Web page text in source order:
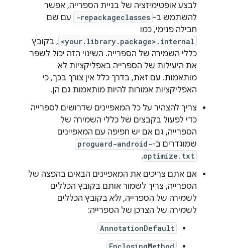
לבצע אופטימיזציה של בניית הספרייה, אפשר
להשתמש ב- -repackageclasses
עם שם
חבילה פנימי, כמו
<your.library.package>.internal , בקובץ
כללי השמירה של הספרייה. השינוי הזה יכול לשפר
את היעילות של הספרייה באפליקציות לא
מותאמות. עם זאת, בדרך כלל אין צורך בכך, כי
האפליקציות אמורות להיות מותאמות גם הן.
צריך להצהיר על כל המאפיינים שדרושים לספרייה
כדי לפעול בקבצים של כללי השמירה של
הספרייה, גם אם יש חפיפה עם המאפיינים
שמוגדרים ב-proguard-android-
optimize.txt
.
אם אתם צריכים את המאפיינים הבאים בהפצה של
הספרייה, צריך לשמור אותם בקובץ הכללים
לשמירה של הספרייה, ולא בקובץ הכללים
לשמירה של הצרכן של הספרייה:
AnnotationDefault